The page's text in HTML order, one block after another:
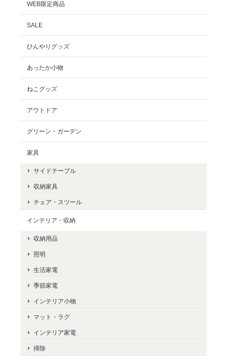
WEB限定商品
SALE
ひんやりグッズ
あったか小物
ねこグッズ
アウトドア
グリーン・ガーデン
家具
サイドテーブル
収納家具
チェア・スツール
インテリア・収納
収納用品
照明
生活家電
季節家電
インテリア小物
マット・ラグ
インテリア家電
掃除